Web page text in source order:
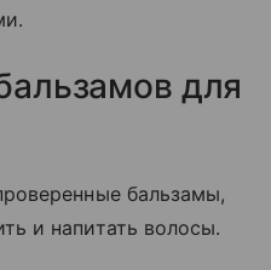
для
бальзамы,
и напитать волосы.